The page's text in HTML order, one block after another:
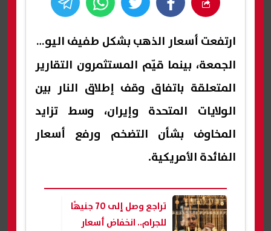
ارتفعتأسعار الذهببشكل طفيف اليوم
الجمعة، بينما قيّم المستثمرون التقارير
المتعلقة باتفاق وقف إطلاق النار بين
الولايات المتحدة وإيران، وسط تزايد
المخاوف بشأن التضخم ورفع أسعار
الفائدة الأمريكية.
تراجع وصل إلى 70 جنيهًا
للجرام.. انخفاض أسعار